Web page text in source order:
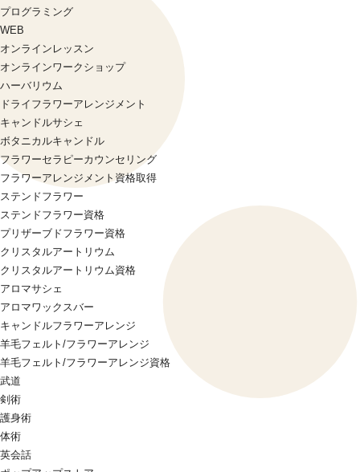
プログラミング
WEB
オンラインレッスン
オンラインワークショップ
ハーバリウム
ドライフラワーアレンジメント
キャンドルサシェ
ボタニカルキャンドル
フラワーセラピーカウンセリング
フラワーアレンジメント資格取得
ステンドフラワー
ステンドフラワー資格
プリザーブドフラワー資格
クリスタルアートリウム
クリスタルアートリウム資格
アロマサシェ
アロマワックスバー
キャンドルフラワーアレンジ
羊毛フェルト/フラワーアレンジ
羊毛フェルト/フラワーアレンジ資格
武道
剣術
護身術
体術
英会話